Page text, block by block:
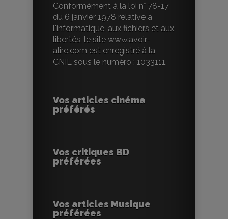
Conformément à la loi n° 78-17
du 6 janvier 1978 relative à
l'informatique, aux fichiers et aux
libertés, le site www.avoir-
alire.com est enregistré à la
CNIL sous le numéro : 1033111.
Vos articles cinéma
préférés
Vos critiques BD
préférées
Vos articles Musique
préférées